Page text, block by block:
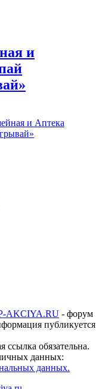
и
и Аптека
AKCIYA.RU - форум
публикуется
ссылка обязательна.
данных:
данных.